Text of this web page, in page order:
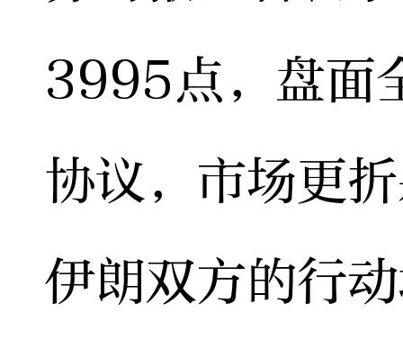
3995点，盘面
协议，市场更
伊朗双方的行